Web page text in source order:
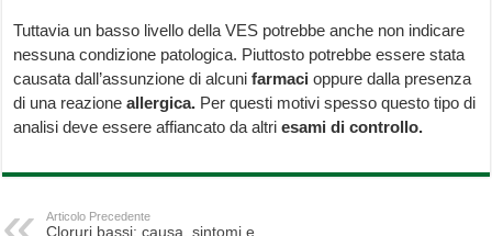
Tuttavia un basso livello della VES potrebbe anche non indicare
nessuna condizione patologica. Piuttosto potrebbe essere stata
causata dall’assunzione di alcunifarmaci oppure dalla presenza
di una reazioneallergica. Per questi motivi spesso questo tipo di
analisi deve essere affiancato da altriesami di controllo.
Articolo Precedente
Cloruri bassi: causa, sintomi e